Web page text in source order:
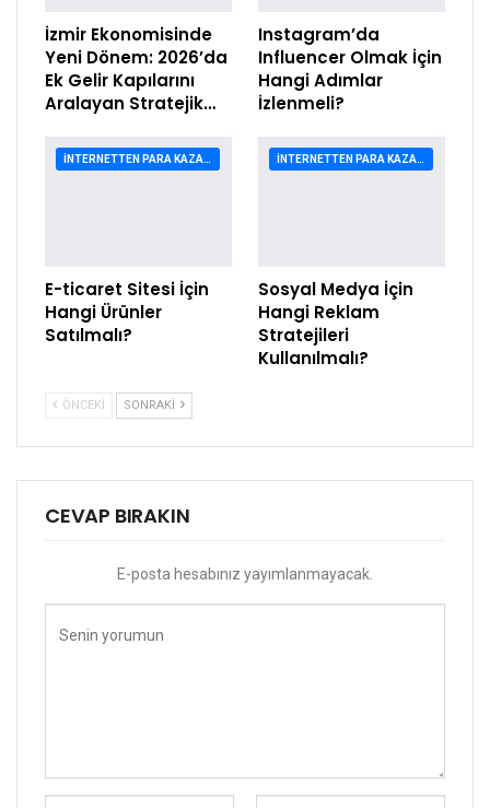
İzmir Ekonomisinde
Yeni Dönem: 2026’da
Ek Gelir Kapılarını
Aralayan Stratejik…
Instagram’da
Influencer Olmak İçin
Hangi Adımlar
İzlenmeli?
İNTERNETTEN PARA KAZANMA
E-ticaret Sitesi İçin
Hangi Ürünler
Satılmalı?
İNTERNETTEN PARA KAZANMA
Sosyal Medya İçin
Hangi Reklam
Stratejileri
Kullanılmalı?
ÖNCEKI SONRAKI
CEVAP BIRAKIN
E-posta hesabınız yayımlanmayacak.